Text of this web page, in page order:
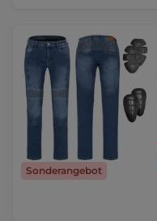
Sonderangebot